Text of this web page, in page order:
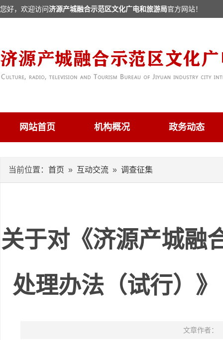
您好，欢迎访问济源产城融合示范区文化广电和旅游局官方网站！
网站首页 机构概况 政务动态
当前位置： 首页 » 互动交流 » 调查征集
关于对《济源产城融
处理办法（试行）
文章作者：